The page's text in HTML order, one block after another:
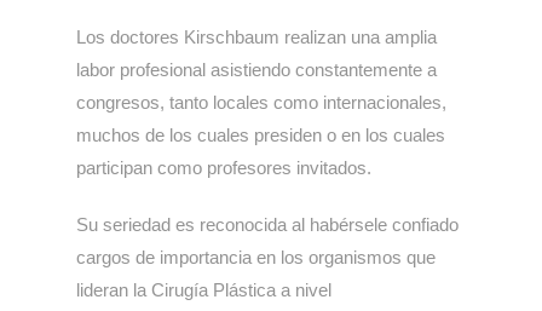
Los doctores Kirschbaum realizan una amplia
labor profesional asistiendo constantemente a
congresos, tanto locales como internacionales,
muchos de los cuales presiden o en los cuales
participan como profesores invitados.
Su seriedad es reconocida al habérsele confiado
cargos de importancia en los organismos que
lideran la Cirugía Plástica a nivel